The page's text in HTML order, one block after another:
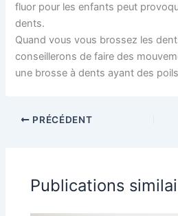
fluor pour les enfants peut
dents.
Quand vous vous brossez les
conseillerons de faire des
une brosse à dents ayant des
PRÉCÉDENT
Publications